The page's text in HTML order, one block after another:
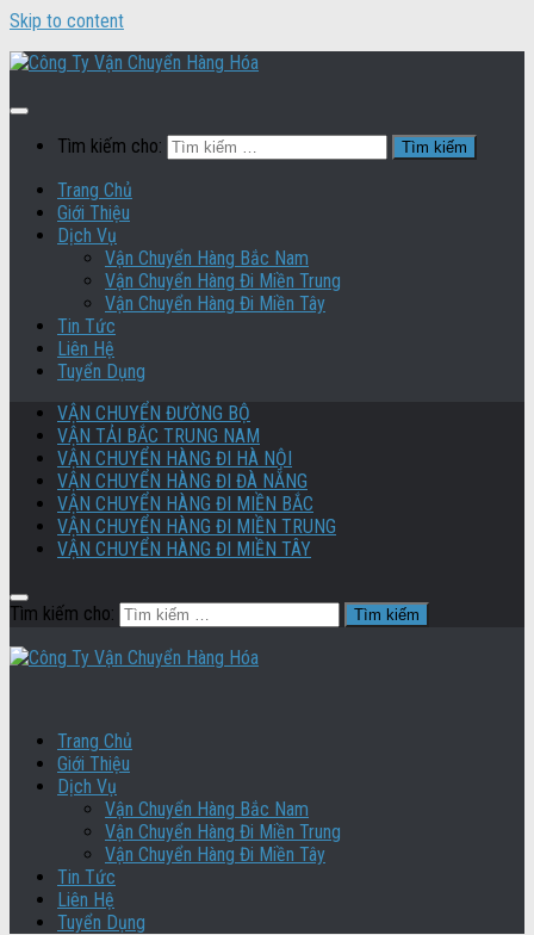
Skip to content
Tìm kiếm cho:
Trang Chủ
Giới Thiệu
Dịch Vụ
Vận Chuyển Hàng Bắc Nam
Vận Chuyển Hàng Đi Miền Trung
Vận Chuyển Hàng Đi Miền Tây
Tin Tức
Liên Hệ
Tuyển Dụng
VẬN CHUYỂN ĐƯỜNG BỘ
VẬN TẢI BẮC TRUNG NAM
VẬN CHUYỂN HÀNG ĐI HÀ NỘI
VẬN CHUYỂN HÀNG ĐI ĐÀ NẴNG
VẬN CHUYỂN HÀNG ĐI MIỀN BẮC
VẬN CHUYỂN HÀNG ĐI MIỀN TRUNG
VẬN CHUYỂN HÀNG ĐI MIỀN TÂY
Tìm kiếm cho:
Trang Chủ
Giới Thiệu
Dịch Vụ
Vận Chuyển Hàng Bắc Nam
Vận Chuyển Hàng Đi Miền Trung
Vận Chuyển Hàng Đi Miền Tây
Tin Tức
Liên Hệ
Tuyển Dụng